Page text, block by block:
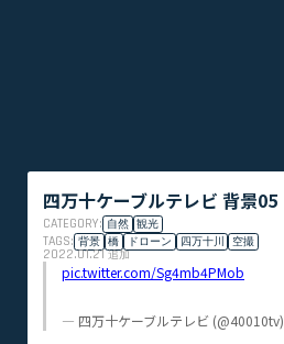
四万十ケーブルテレビ 背景05
CATEGORY: 自然 観光
TAGS: 背景 橋 ドローン 四万十川 空撮
2022.01.21追加
pic.twitter.com/Sg4mb4PMob
— 四万十ケーブルテレビ (@40010tv)